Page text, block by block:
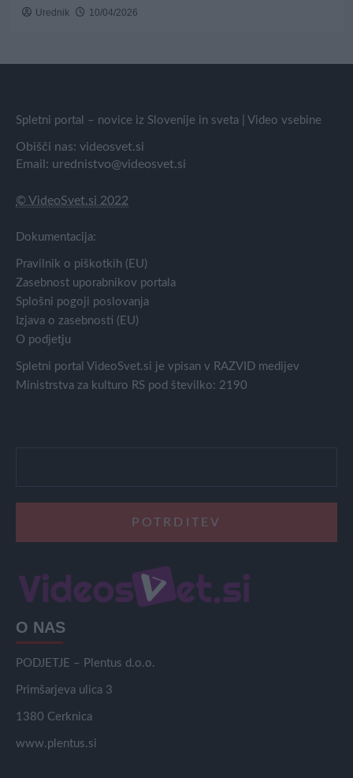
Urednik 10/04/2026
Spletni portal – novice iz Slovenije in sveta | Video vsebine
Obišči nas: videosvet.si
Email: urednistvo@videosvet.si
© VideoSvet.si 2022
Dokumentacija:
Pravilnik o piškotkih (EU)
Zasebnost uporabnikov portala
Splošni pogoji poslovanja
Izjava o zasebnosti (EU)
O podjetju
Spletni portal VideoSvet.si je vpisan v RAZVID medijev
Ministrstva za kulturo RS pod številko: 2190
O NAS
PODJETJE – Plentus d.o.o.
Primšarjeva ulica 3
1380 Cerknica
www.plentus.si